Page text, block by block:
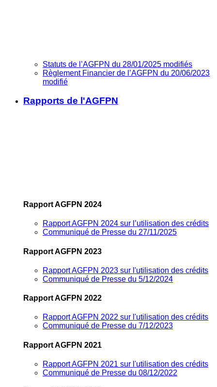
Statuts de l’AGFPN du 28/01/2025 modifiés
Règlement Financier de l’AGFPN du 20/06/2023
modifié
Rapports de l'AGFPN
Rapport AGFPN 2024
Rapport AGFPN 2024 sur l’utilisation des crédits
Communiqué de Presse du 27/11/2025
Rapport AGFPN 2023
Rapport AGFPN 2023 sur l'utilisation des crédits
Communiqué de Presse du 5/12/2024
Rapport AGFPN 2022
Rapport AGFPN 2022 sur l'utilisation des crédits
Communiqué de Presse du 7/12/2023
Rapport AGFPN 2021
Rapport AGFPN 2021 sur l'utilisation des crédits
Communiqué de Presse du 08/12/2022